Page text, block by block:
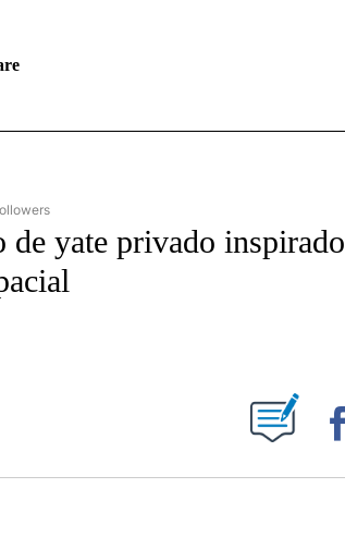
- SPANISH" TO RECEIVE NOTIFICATIONS ABOUT NEW
de yate privado
TO RECEIVE NOTIFICATIONS ABOUT NEW PAGES ON "".